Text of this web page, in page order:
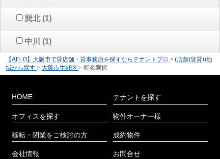
巽北 (1)
中川 (1)
【AFLO】大阪市で貸店舗・貸事務所を探すならテナントプロ > (店舗(賃貸))地
域から探す > 大阪市生野区 > 町名選択
HOME
オフィスを探す
移転・閉業をご検討の方
会社情報
テナントを探す
物件オーナー様
成約物件
お問合せ